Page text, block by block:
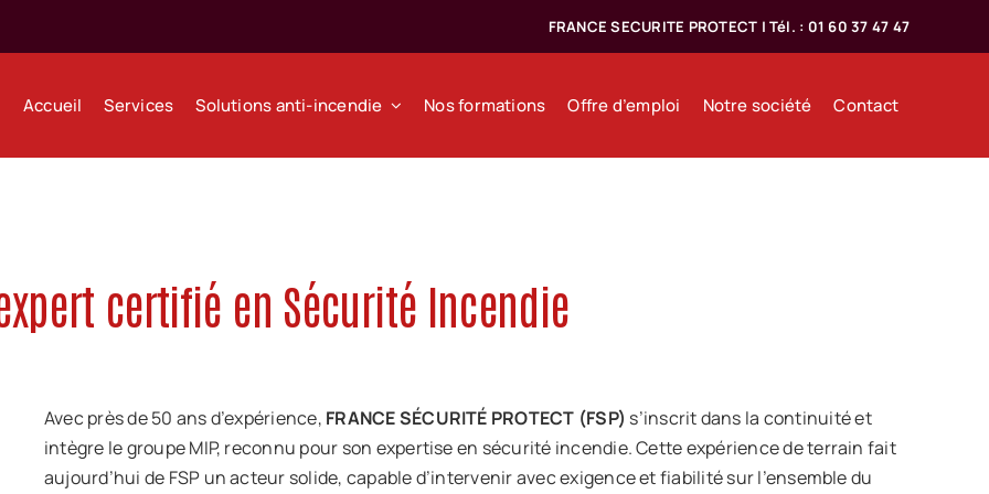
FRANCE SECURITE PROTECT | Tél. : 01 60 37 47 47
Accueil Services Solutions anti-incendie Nos formations Offre d’emploi Notre société Contact
expert certifié en Sécurité Incendie
Avec près de 50 ans d’expérience, FRANCE SÉCURITÉ PROTECT (FSP) s’inscrit dans la continuité et
intègre le groupe MIP, reconnu pour son expertise en sécurité incendie. Cette expérience de terrain fait
aujourd’hui de FSP un acteur solide, capable d’intervenir avec exigence et fiabilité sur l’ensemble du